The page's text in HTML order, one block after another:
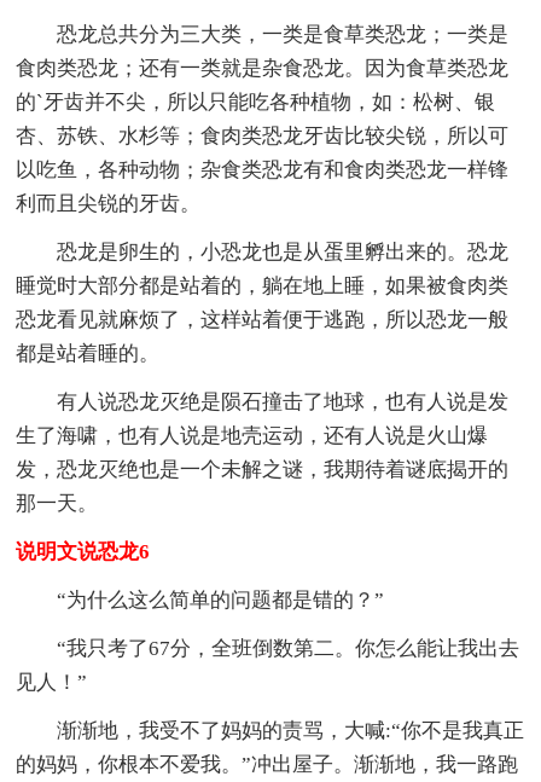
恐龙总共分为三大类，一类是食草类恐龙；一类是
食肉类恐龙；还有一类就是杂食恐龙。因为食草类恐龙
的`牙齿并不尖，所以只能吃各种植物，如：松树、银
杏、苏铁、水杉等；食肉类恐龙牙齿比较尖锐，所以可
以吃鱼，各种动物；杂食类恐龙有和食肉类恐龙一样锋
利而且尖锐的牙齿。
恐龙是卵生的，小恐龙也是从蛋里孵出来的。恐龙
睡觉时大部分都是站着的，躺在地上睡，如果被食肉类
恐龙看见就麻烦了，这样站着便于逃跑，所以恐龙一般
都是站着睡的。
有人说恐龙灭绝是陨石撞击了地球，也有人说是发
生了海啸，也有人说是地壳运动，还有人说是火山爆
发，恐龙灭绝也是一个未解之谜，我期待着谜底揭开的
那一天。
说明文说恐龙6
“为什么这么简单的问题都是错的？”
“我只考了67分，全班倒数第二。你怎么能让我出去
见人！”
渐渐地，我受不了妈妈的责骂，大喊:“你不是我真正
的妈妈，你根本不爱我。”冲出屋子。渐渐地，我一路跑